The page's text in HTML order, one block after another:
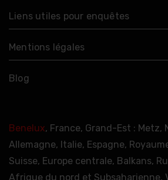
Liens utiles pour enquêtes
Mentions légales
Blog
Benelux, France, Grand-Est : Metz,
Allemagne, Italie, Espagne,
Suisse, Europe centrale, Balkans,
Afrique du nord et Subsaharienne,